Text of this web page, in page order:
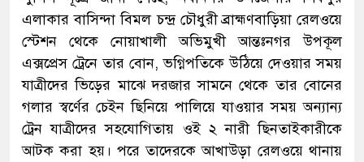
এলাকার বাসিন্দা বিমল চন্দ্র চৌধুরী ব্রাহ্মণবাড়িয়া রেলওয়ে
স্টেশন থেকে নোয়াখালী অভিমুখী আন্তঃনগর উপকূল
এক্সপ্রেস ট্রেনে তার বোন, ভগ্নিপতিকে উঠিয়ে দেওয়ার সময়
যাত্রীদের ভিড়ের মাঝে দরজার সামনে থেকে তার বোনের
গলার স্বর্ণের চেইন ছিনিয়ে পালিয়ে যাওয়ার সময় অন্যান্য
ট্রেন যাত্রীদের সহযোগিতায় ওই ২ নারী ছিনতাইকারীকে
আটক করা হয়। পরে তাদেরকে আখাউড়া রেলওয়ে থানায়